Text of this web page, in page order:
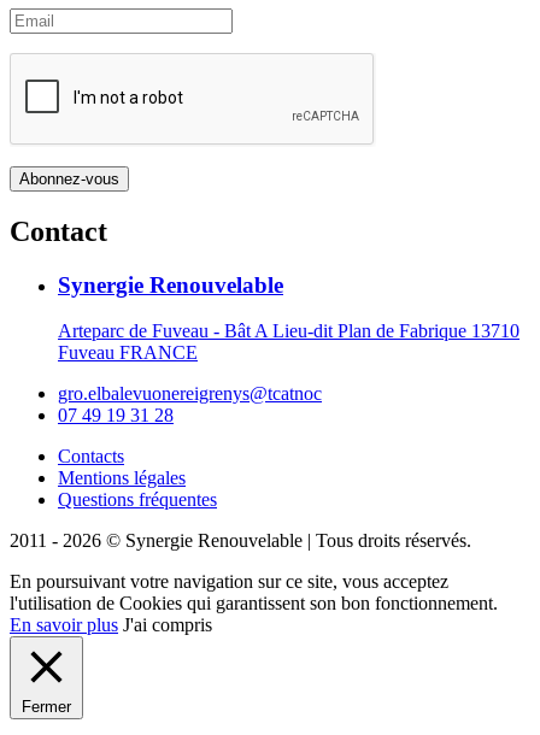
Contact
Synergie Renouvelable
Arteparc de Fuveau - Bât A Lieu-dit Plan de Fabrique 13710
Fuveau FRANCE
gro.elbalevuonereigrenys@tcatnoc
07 49 19 31 28
Contacts
Mentions légales
Questions fréquentes
2011 - 2026 © Synergie Renouvelable | Tous droits réservés.
En poursuivant votre navigation sur ce site, vous acceptez
l'utilisation de Cookies qui garantissent son bon fonctionnement.
En savoir plus J'ai compris
Fermer